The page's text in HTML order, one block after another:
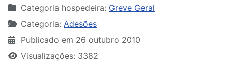
Categoria hospedeira: Greve Geral
Categoria: Adesões
Publicado em 26 outubro 2010
Visualizações: 3382